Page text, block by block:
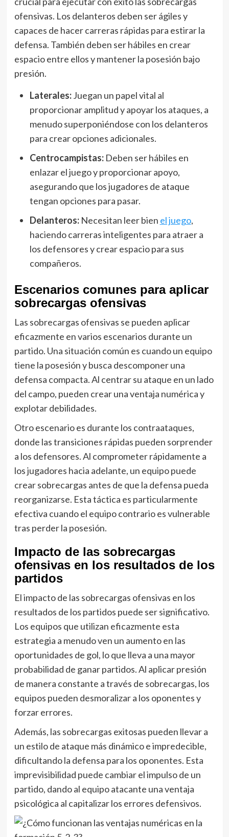
ofensivas. Los delanteros deben ser ágiles y
capaces de hacer carreras rápidas para estirar la
defensa. También deben ser hábiles en crear
espacio entre ellos y mantener la posesión bajo
presión.
Laterales:Juegan un papel vital al
proporcionar amplitud y apoyar los ataques, a
menudo superponiéndose con los delanteros
para crear opciones adicionales.
Centrocampistas:Deben ser hábiles en
enlazar el juego y proporcionar apoyo,
asegurando que los jugadores de ataque
tengan opciones para pasar.
Delanteros:Necesitan leer bien el juego,
haciendo carreras inteligentes para atraer a
los defensores y crear espacio para sus
compañeros.
Escenarios comunes para aplicar
sobrecargas ofensivas
Las sobrecargas ofensivas se pueden aplicar
eficazmente en varios escenarios durante un
partido. Una situación común es cuando un equipo
tiene la posesión y busca descomponer una
defensa compacta. Al centrar su ataque en un lado
del campo, pueden crear una ventaja numérica y
explotar debilidades.
Otro escenario es durante los contraataques,
donde las transiciones rápidas pueden sorprender
a los defensores. Al comprometer rápidamente a
los jugadores hacia adelante, un equipo puede
crear sobrecargas antes de que la defensa pueda
reorganizarse. Esta táctica es particularmente
efectiva cuando el equipo contrario es vulnerable
tras perder la posesión.
Impacto de las sobrecargas
ofensivas en los resultados de los
partidos
El impacto de las sobrecargas ofensivas en los
resultados de los partidos puede ser significativo.
Los equipos que utilizan eficazmente esta
estrategia a menudo ven un aumento en las
oportunidades de gol, lo que lleva a una mayor
probabilidad de ganar partidos. Al aplicar presión
de manera constante a través de sobrecargas, los
equipos pueden desmoralizar a los oponentes y
forzar errores.
Además, las sobrecargas exitosas pueden llevar a
un estilo de ataque más dinámico e impredecible,
dificultando la defensa para los oponentes. Esta
imprevisibilidad puede cambiar el impulso de un
partido, dando al equipo atacante una ventaja
psicológica al capitalizar los errores defensivos.